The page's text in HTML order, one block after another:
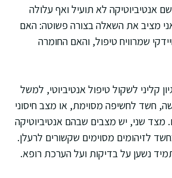
אנטיביוטיקה לא תועיל ואף עלולה
מציב את השאלה בצורה פשוטה: האם
שמרוויח טיפול, והאם החומרה
קליני לשקול טיפול אנטיביוטי, למשל
חשד לחשיפה מסוימת, או מצב חיסוני
מצד שני, יש מצבים שבהם אנטיביוטיקה
לזיהומים מסוימים שקשורים לרעלן.
נשען על בדיקות ועל הערכת רופא.